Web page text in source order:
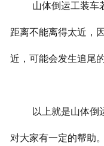
山体倒运工装车
距离不能离得太近，
近，可能会发生追尾的
以上就是山体倒
对大家有一定的帮助